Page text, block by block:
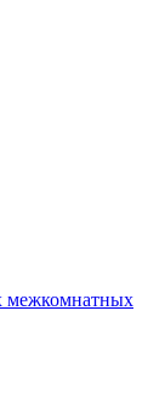
межкомнатных